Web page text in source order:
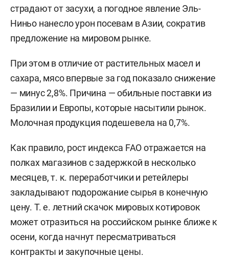
страдают от засухи, а погодное явление Эль-
Ниньо нанесло урон посевам в Азии, сократив
предложение на мировом рынке.
При этом в отличие от растительных масел и
сахара, мясо впервые за год показало снижение
— минус 2,8%. Причина — обильные поставки из
Бразилии и Европы, которые насытили рынок.
Молочная продукция подешевела на 0,7%.
Как правило, рост индекса FAO отражается на
полках магазинов с задержкой в несколько
месяцев, т. к. переработчики и ретейлеры
закладывают подорожание сырья в конечную
цену. Т. е. летний скачок мировых котировок
может отразиться на российском рынке ближе к
осени, когда начнут пересматриваться
контракты и закупочные цены.